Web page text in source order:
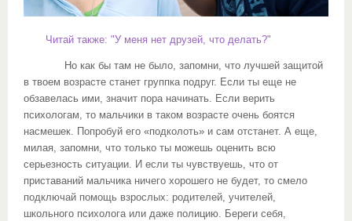
Читай также: "У меня нет друзей, что делать?"
Но как бы там не было, запомни, что лучшей защитой
в твоем возрасте станет группка подруг. Если ты еще не
обзавелась ими, значит пора начинать. Если верить
психологам, то мальчики в таком возрасте очень боятся
насмешек. Попробуй его «подколоть» и сам отстанет. А еще,
милая, запомни, что только ты можешь оценить всю
серьезность ситуации. И если ты чувствуешь, что от
приставаний мальчика ничего хорошего не будет, то смело
подключай помощь взрослых: родителей, учителей,
школьного психолога или даже полицию. Береги себя,